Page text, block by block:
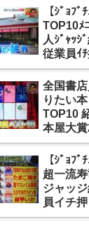
2105
【ｼﾞｮﾌﾞ
TOP10ﾒ
人ｼﾞｬｯｼ
従業員ｲ
vs 超一
格 結果 !
全国書
りたい
TOP10
本屋大
TOP10
【ｼﾞｮﾌ
超一流
ジャッジ結果 !
員イチ
超一流